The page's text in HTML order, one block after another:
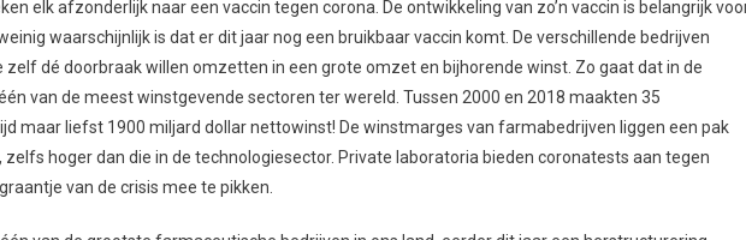
elk afzonderlijk naar een vaccin tegen corona. De ontwikkeling van zo’n vaccin is belangrijk
waarschijnlijk is dat er dit jaar nog een bruikbaar vaccin komt. De verschillende bedrijven
dé doorbraak willen omzetten in een grote omzet en bijhorende winst. Zo gaat dat in de
van de meest winstgevende sectoren ter wereld. Tussen 2000 en 2018 maakten 35
maar liefst 1900 miljard dollar nettowinst! De winstmarges van farmabedrijven liggen een pak
zelfs hoger dan die in de technologiesector. Private laboratoria bieden coronatests aan tegen
van de crisis mee te pikken.